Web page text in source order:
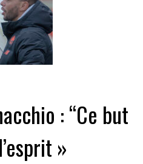
: “Ce but
»